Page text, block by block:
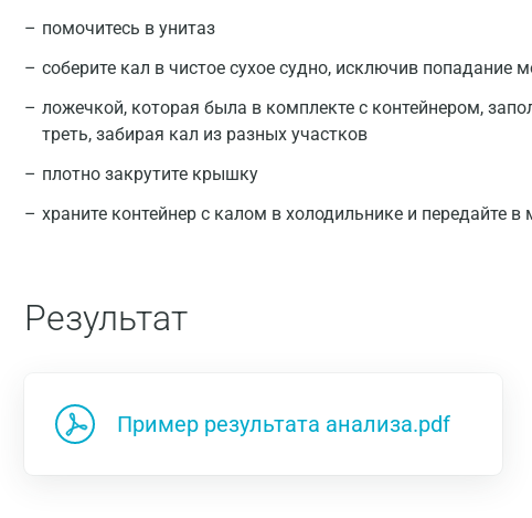
помочитесь в унитаз
соберите кал в чистое сухое судно, исключив попадание
ложечкой, которая была в комплекте с контейнером,
треть, забирая кал из разных участков
плотно закрутите крышку
храните контейнер с калом в холодильнике и передайте в
Результат
Пример результата анализа.pdf